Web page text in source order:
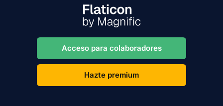
Acceso para colaboradores
Hazte premium